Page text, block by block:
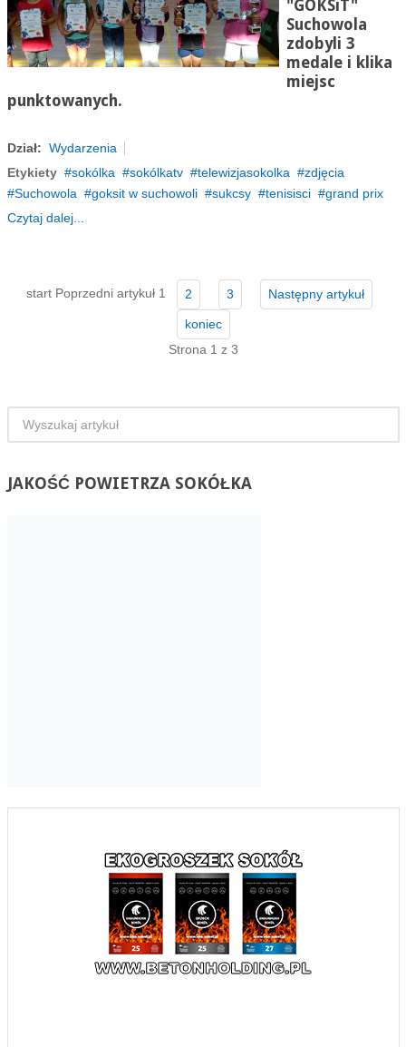
"GOKSiT"
Suchowola
zdobyli 3
medale i klika
miejsc
punktowanych.
Dział: Wydarzenia
Etykiety
sokólka sokólkatv telewizjasokolka
zdjęcia
Suchowola
goksit w suchowoli sukcsy tenisisci
grand prix
Czytaj dalej...
start Poprzedni artykuł 1 2 3 Następny artykuł
koniec
Strona 1 z 3
JAKOŚĆPOWIETRZA SOKÓŁKA